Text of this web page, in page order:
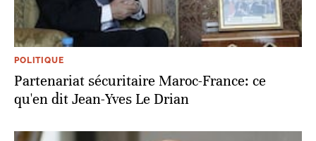
POLITIQUE
Partenariat sécuritaire Maroc-France: ce
qu'en dit Jean-Yves Le Drian